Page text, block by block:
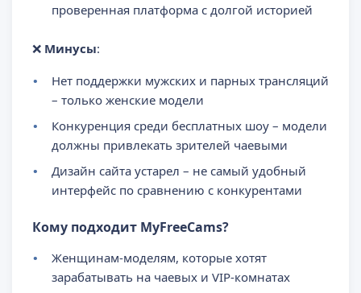
проверенная платформа с долгой историей
❌ Минусы:
Нет поддержки мужских и парных трансляций
– только женские модели
Конкуренция среди бесплатных шоу – модели
должны привлекать зрителей чаевыми
Дизайн сайта устарел – не самый удобный
интерфейс по сравнению с конкурентами
Кому подходит MyFreeCams?
Женщинам-моделям, которые хотят
зарабатывать на чаевых и VIP-комнатах